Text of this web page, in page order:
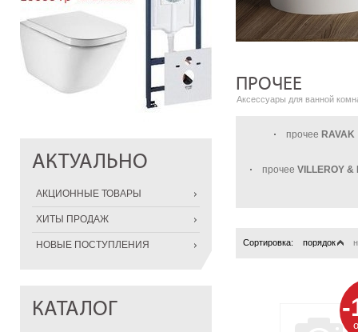
АКТУАЛЬНО
АКЦИОННЫЕ ТОВАРЫ
ХИТЫ ПРОДАЖ
НОВЫЕ ПОСТУПЛЕНИЯ
КАТАЛОГ
ПРОЧЕЕ
Аксессуары для ванной
прочее RAVAK
прочее VILLEROY &
Сортировка: порядок
-